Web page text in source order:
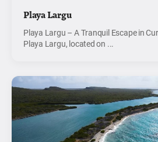
Playa Largu
Playa Largu – A Tranquil Escape in
Playa Largu, located on ...